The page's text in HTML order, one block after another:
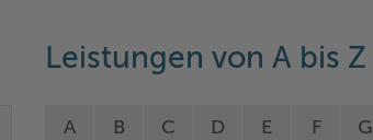
Leistungen von A bis Z
A B C D E F G